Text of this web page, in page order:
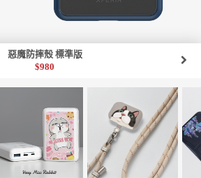
惡魔防摔殼 標準版
$980